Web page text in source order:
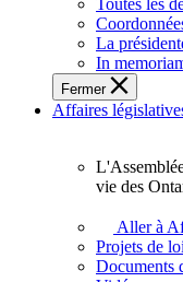
représentent
sein
de
l'Assemblée
législative
l'Ontario.
Toutes les
La
In
Fermer
Affaires
L'Assemblée
adopte
vie des
Aller à
Projets de loi
Documents